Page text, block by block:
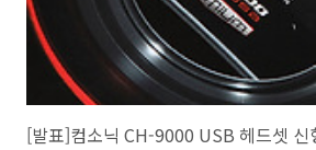
[발표]컴소닉 CH-9000 USB 헤드셋 신